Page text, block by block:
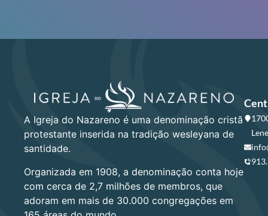
A Igreja do Nazareno é uma denominação cristã
protestante inserida na tradição wesleyana de
santidade.
Organizada em 1908, a denominação conta hoje
com cerca de 2,7 milhões de membros, que
adoram em mais de 30.000 congregações em